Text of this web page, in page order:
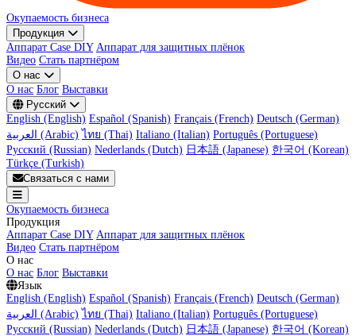
Окупаемость бизнеса
Продукция
Аппарат Case DIY Аппарат для защитных плёнок
Видео Стать партнёром
О нас
О нас Блог Выставки
Русский
English (English) Español (Spanish) Français (French) Deutsch (German)
العربية (Arabic) ไทย (Thai) Italiano (Italian) Português (Portuguese)
Русский (Russian) Nederlands (Dutch) 日本語 (Japanese) 한국어 (Korean)
Türkçe (Turkish)
Связаться с нами
Окупаемость бизнеса
Продукция
Аппарат Case DIY Аппарат для защитных плёнок
Видео Стать партнёром
О нас
О нас Блог Выставки
Язык
English (English) Español (Spanish) Français (French) Deutsch (German)
العربية (Arabic) ไทย (Thai) Italiano (Italian) Português (Portuguese)
Русский (Russian) Nederlands (Dutch) 日本語 (Japanese) 한국어 (Korean)